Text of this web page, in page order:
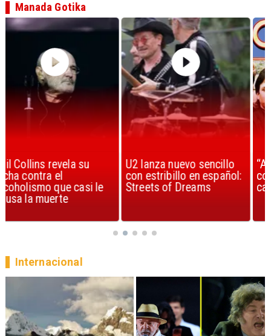
U2 lanza nuevo sencillo
con estribillo en español:
Streets of Dreams
“Africa” de Toto es
considerada la mejor
canción, según la ciencia
Manada Gotika
Internacional